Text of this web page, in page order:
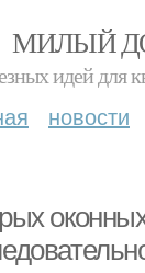
МИЛЫЙ
идей для
новости